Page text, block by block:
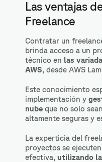
Las ventajas
Freelance
Contratar un
brinda acceso a un
técnico en las
AWS, desde AWS
Este conocimiento
implementación y
nube que no solo
altamente seguras y
La experticia del
proyectos se
efectiva, utilizando